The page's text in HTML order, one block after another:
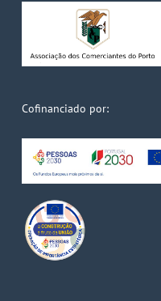
Cofinanciado por: